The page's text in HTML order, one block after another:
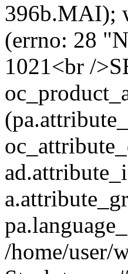
396b.MAI);
(errno: 28
1021<br /
/home/user/